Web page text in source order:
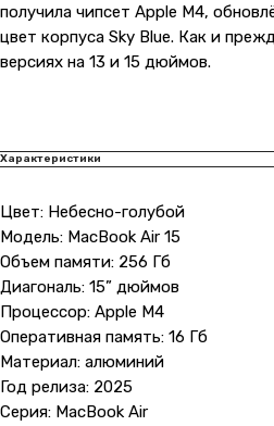
получила чипсет Apple M4,
цвет корпуса Sky Blue. Как и
версиях на 13 и 15 дюймов.
Характеристики
Цвет: Небесно-голубой
Модель: MacBook Air 15
Объем памяти: 256 Гб
Диагональ: 15” дюймов
Процессор: Apple M4
Оперативная память: 16 Гб
Материал: алюминий
Год релиза: 2025
Серия: MacBook Air